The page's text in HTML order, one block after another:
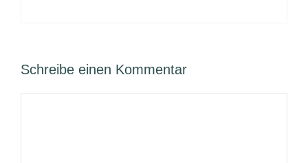
Schreibe einen Kommentar